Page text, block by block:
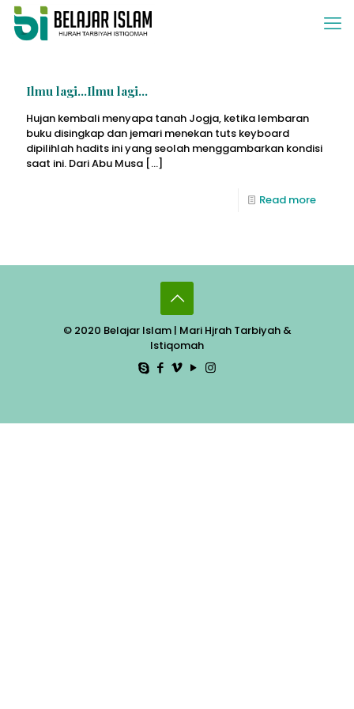
Ilmu lagi…Ilmu lagi…
Hujan kembali menyapa tanah Jogja, ketika lembaran
buku disingkap dan jemari menekan tuts keyboard
dipilihlah hadits ini yang seolah menggambarkan kondisi
saat ini. Dari Abu Musa […]
Read more
© 2020 Belajar Islam | Mari Hjrah Tarbiyah &
Istiqomah